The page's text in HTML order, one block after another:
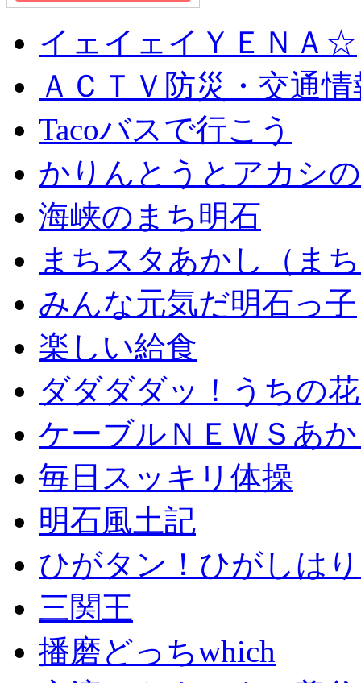
イェイェイＹＥＮＡ☆
ＡＣＴＶ防災・交通情
Tacoバスで行こう
かりんとうとアカシ
海峡のまち明石
まちスタあかし（ま
みんな元気だ明石っ子
楽しい給食
ダダダダッ！うちの
ケーブルＮＥＷＳあ
毎日スッキリ体操
明石風土記
ひがタン！ひがしは
三関王
播磨どっちwhich